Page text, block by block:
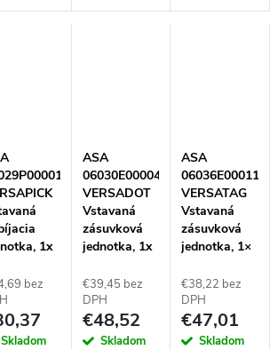
V a
VERSAPAD s
UPOZORNENIE:
Produktový...
vstavaná
V, krytie IP54
a montážnu
hĺbku...
1x
A+A,
biela
bez
Skladom
ASA
06030E00004
VERSADOT
Vstavaná
zásuvková
jednotka, 1x
kábel 0,5 m,
konektor
GST,
dekoračný
€39,45 bez
DPH
€48,52
Skladom
ASA
06036E00011
VERSATAG
Vstavaná
zásuvková
jednotka, 1×
nabíjačka
USB C, kábel
2 m, vidlica
samostatne,
€38,22 bez
DPH
€47,01
Skladom